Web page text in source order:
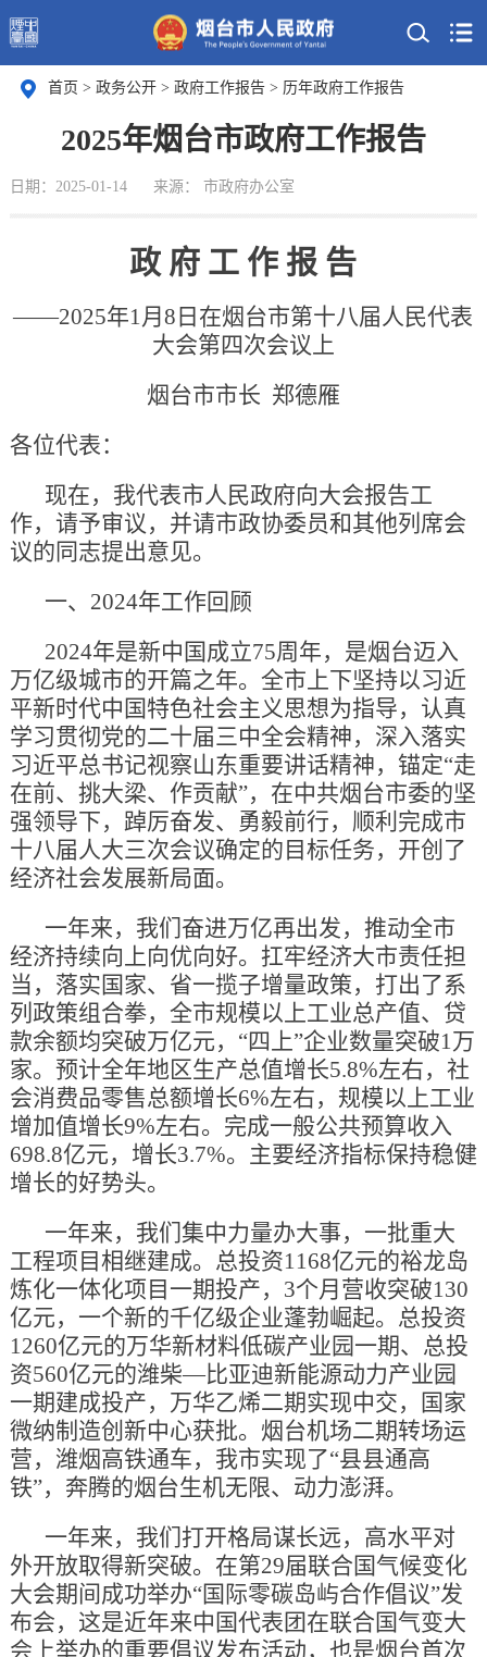
首页 > 政务公开 > 政府工作报告 > 历年政府工作报告
2025年烟台市政府工作报告
日期：2025-01-14 来源： 市政府办公室
政 府 工 作 报 告
——2025年1月8日在烟台市第十八届人民代表
大会第四次会议上
烟台市市长 郑德雁
各位代表：
现在，我代表市人民政府向大会报告工
作，请予审议，并请市政协委员和其他列席会
议的同志提出意见。
一、2024年工作回顾
2024年是新中国成立75周年，是烟台迈入
万亿级城市的开篇之年。全市上下坚持以习近
平新时代中国特色社会主义思想为指导，认真
学习贯彻党的二十届三中全会精神，深入落实
习近平总书记视察山东重要讲话精神，锚定“走
在前、挑大梁、作贡献”，在中共烟台市委的坚
强领导下，踔厉奋发、勇毅前行，顺利完成市
十八届人大三次会议确定的目标任务，开创了
经济社会发展新局面。
一年来，我们奋进万亿再出发，推动全市
经济持续向上向优向好。扛牢经济大市责任担
当，落实国家、省一揽子增量政策，打出了系
列政策组合拳，全市规模以上工业总产值、贷
款余额均突破万亿元，“四上”企业数量突破1万
家。预计全年地区生产总值增长5.8%左右，社
会消费品零售总额增长6%左右，规模以上工业
增加值增长9%左右。完成一般公共预算收入
698.8亿元，增长3.7%。主要经济指标保持稳健
增长的好势头。
一年来，我们集中力量办大事，一批重大
工程项目相继建成。总投资1168亿元的裕龙岛
炼化一体化项目一期投产，3个月营收突破130
亿元，一个新的千亿级企业蓬勃崛起。总投资
1260亿元的万华新材料低碳产业园一期、总投
资560亿元的潍柴—比亚迪新能源动力产业园
一期建成投产，万华乙烯二期实现中交，国家
微纳制造创新中心获批。烟台机场二期转场运
营，潍烟高铁通车，我市实现了“县县通高
铁”，奔腾的烟台生机无限、动力澎湃。
一年来，我们打开格局谋长远，高水平对
外开放取得新突破。在第29届联合国气候变化
大会期间成功举办“国际零碳岛屿合作倡议”发
布会，这是近年来中国代表团在联合国气变大
会上举办的重要倡议发布活动，也是烟台首次